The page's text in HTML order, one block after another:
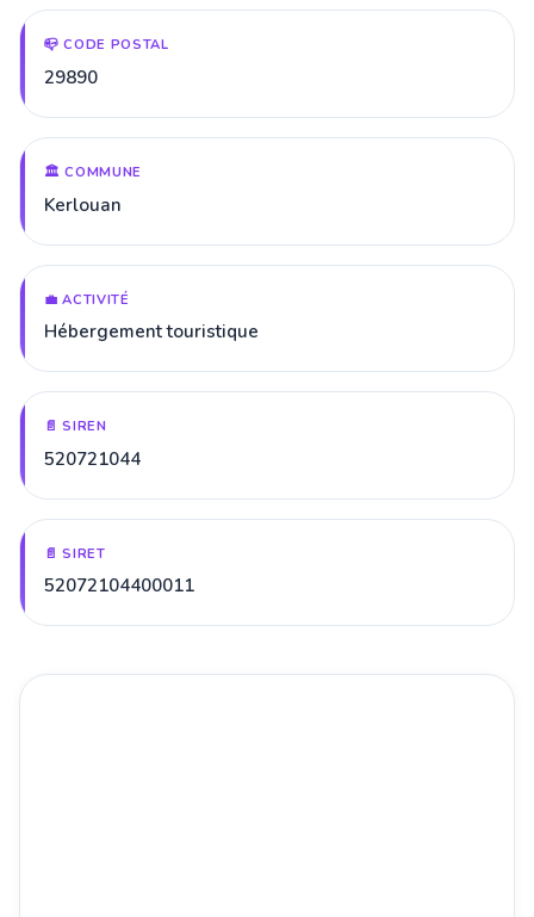
📪 CODE POSTAL
29890
🏛️ COMMUNE
Kerlouan
💼 ACTIVITÉ
Hébergement touristique
📄 SIREN
520721044
📄 SIRET
52072104400011